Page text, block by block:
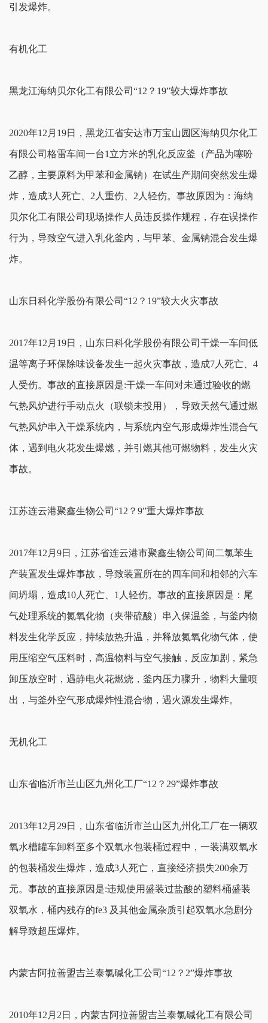
引发爆炸。
有机化工
黑龙江海纳贝尔化工有限公司“12？19”较大爆炸事故
2020年12月19日，黑龙江省安达市万宝山园区海纳贝尔化工
有限公司格雷车间一台1立方米的乳化反应釜（产品为噻吩
乙醇，主要原料为甲苯和金属钠）在试生产期间突然发生爆
炸，造成3人死亡、2人重伤、2人轻伤。事故原因为：海纳
贝尔化工有限公司现场操作人员违反操作规程，存在误操作
行为，导致空气进入乳化釜内，与甲苯、金属钠混合发生爆
炸。
山东日科化学股份有限公司“12？19”较大火灾事故
2017年12月19日，山东日科化学股份有限公司干燥一车间低
温等离子环保除味设备发生一起火灾事故，造成7人死亡、4
人受伤。事故的直接原因是:干燥一车间对未通过验收的燃
气热风炉进行手动点火（联锁未投用），导致天然气通过燃
气热风炉串入干燥系统内，与系统内空气形成爆炸性混合气
体，遇到电火花发生爆燃，并引燃其他可燃物料，发生火灾
事故。
江苏连云港聚鑫生物公司“12？9”重大爆炸事故
2017年12月9日，江苏省连云港市聚鑫生物公司间二氯苯生
产装置发生爆炸事故，导致装置所在的四车间和相邻的六车
间坍塌，造成10人死亡、1人轻伤。事故的直接原因是：尾
气处理系统的氮氧化物（夹带硫酸）串入保温釜，与釜内物
料发生化学反应，持续放热升温，并释放氮氧化物气体，使
用压缩空气压料时，高温物料与空气接触，反应加剧，紧急
卸压放空时，遇静电火花燃烧，釜内压力骤升，物料大量喷
出，与釜外空气形成爆炸性混合物，遇火源发生爆炸。
无机化工
山东省临沂市兰山区九州化工厂“12？29”爆炸事故
2013年12月29日，山东省临沂市兰山区九州化工厂在一辆双
氧水槽罐车卸料至多个双氧水包装桶过程中，一装满双氧水
的包装桶发生爆炸，造成3人死亡，直接经济损失200余万
元。事故的直接原因是:违规使用盛装过盐酸的塑料桶盛装
双氧水，桶内残存的fe3 及其他金属杂质引起双氧水急剧分
解导致超压爆炸。
内蒙古阿拉善盟吉兰泰氯碱化工公司“12？2”爆炸事故
2010年12月2日，内蒙古阿拉善盟吉兰泰氯碱化工有限公司